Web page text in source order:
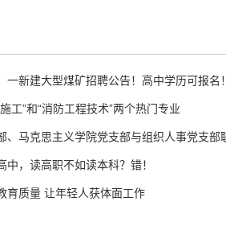
一新建大型煤矿招聘公告！高中学历可报名！
工”和“消防工程技术”两个热门专业
中，读高职不如读本科？错！
育质量 让年轻人获体面工作